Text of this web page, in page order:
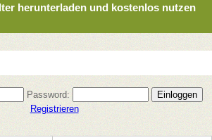
herunterladen und kostenlos nutzen
Password:
Registrieren